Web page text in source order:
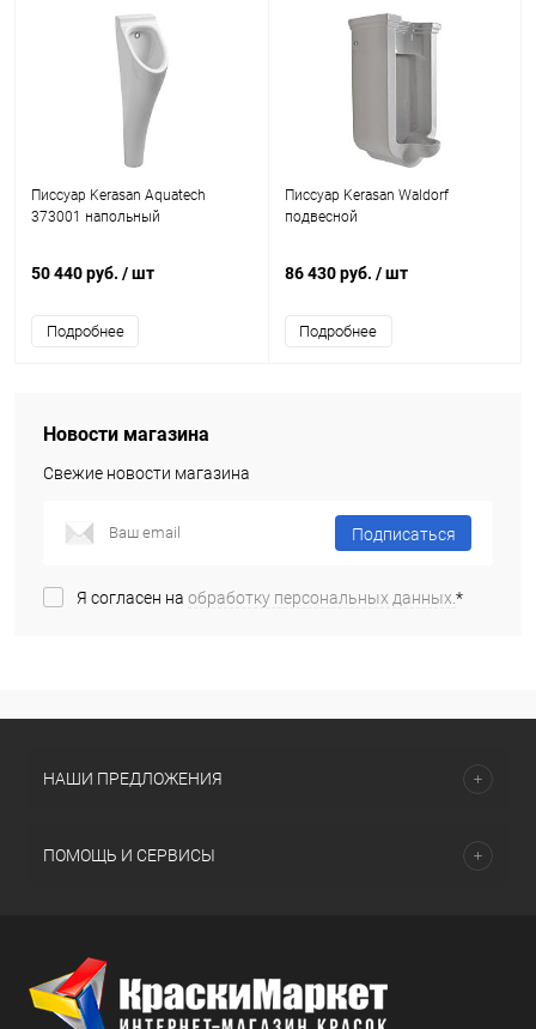
Писсуар Kerasan Aquatech
373001 напольный
50 440 руб. / шт
Подробнее
Писсуар Kerasan Waldorf
подвесной
86 430 руб. / шт
Подробнее
Новости магазина
Свежие новости магазина
Подписаться
Я согласен на обработку персональных данных.*
НАШИ ПРЕДЛОЖЕНИЯ
ПОМОЩЬ И СЕРВИСЫ